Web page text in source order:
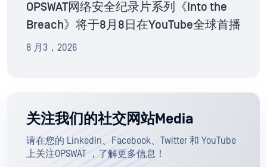
OPSWAT网络安全纪录片系列《Into the
Breach》将于8月8日在YouTube全球首播
8 月3，2026
关注我们的社交网站Media
请在您的 LinkedIn、Facebook、Twitter 和 YouTube
上关注OPSWAT ，了解更多信息！